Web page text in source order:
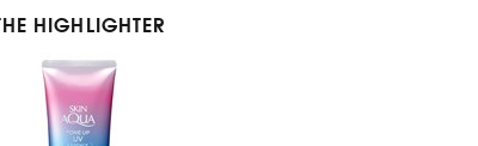
THE HIGHLIGHTER